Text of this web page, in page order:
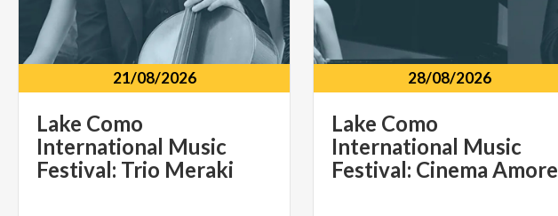
21/08/2026
Lake Como
International Music
Festival: Trio Meraki
28/08/2026
Lake Como
International Music
Festival: Cinema Amore